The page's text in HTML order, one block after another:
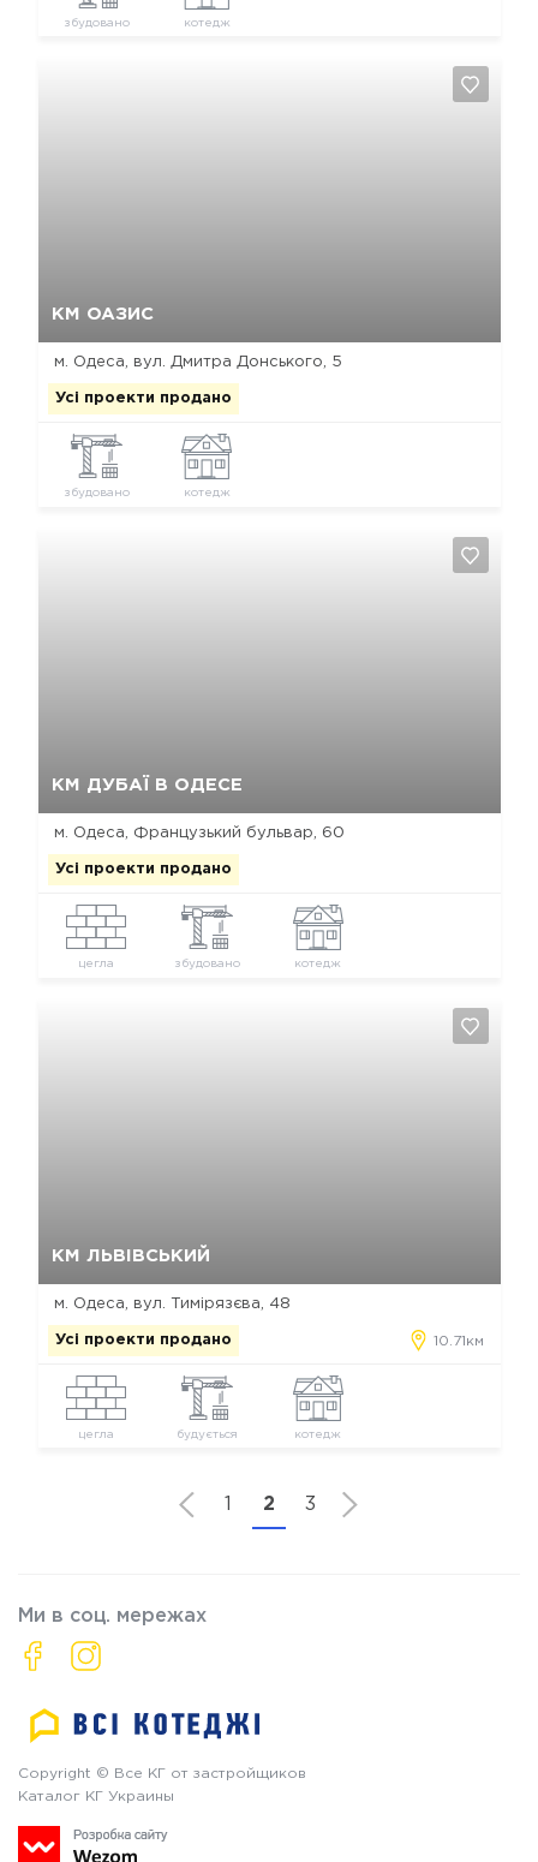
збудовано котедж
КМ ОАЗИС
м. Одеса, вул. Дмитра Донського, 5
Усі проекти продано
збудовано котедж
КМ ДУБАЇ В ОДЕСЕ
м. Одеса, Французький бульвар, 60
Усі проекти продано
цегла збудовано котедж
КМ ЛЬВІВСЬКИЙ
м. Одеса, вул. Тимірязєва, 48
Усі проекти продано 10.71км
цегла будується котедж
1 2 3
Ми в соц. мережах
Copyright © Все КГ от застройщиков
Каталог КГ Украины